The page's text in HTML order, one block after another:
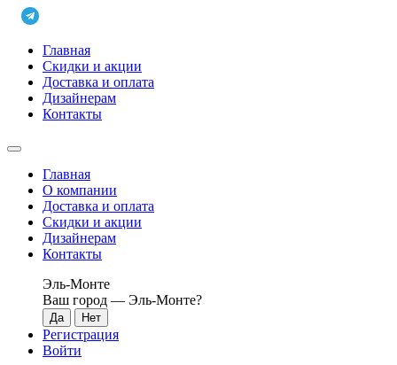
Главная
Скидки и акции
Доставка и оплата
Дизайнерам
Контакты
Главная
О компании
Доставка и оплата
Скидки и акции
Дизайнерам
Контакты
Эль-Монте
Ваш город — Эль-Монте?
Регистрация
Войти